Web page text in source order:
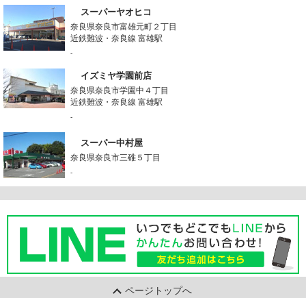
スーパーヤオヒコ
奈良県奈良市富雄元町２丁目
近鉄難波・奈良線 富雄駅
-
イズミヤ学園前店
奈良県奈良市学園中４丁目
近鉄難波・奈良線 富雄駅
-
スーパー中村屋
奈良県奈良市三碓５丁目
-
ページトップへ